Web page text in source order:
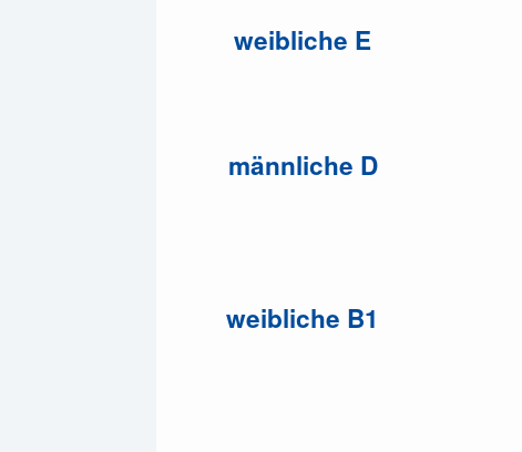
weibliche E
männliche D
weibliche B1